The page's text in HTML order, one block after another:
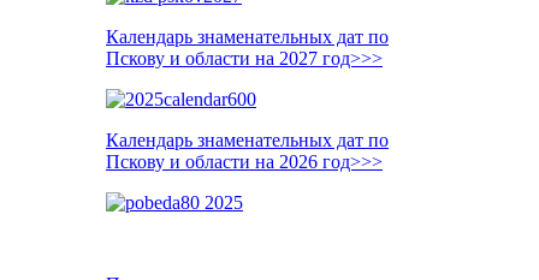
Календарь знаменательных дат по
Пскову и области на 2027 год>>>
Календарь знаменательных дат по
Пскову и области на 2026 год>>>